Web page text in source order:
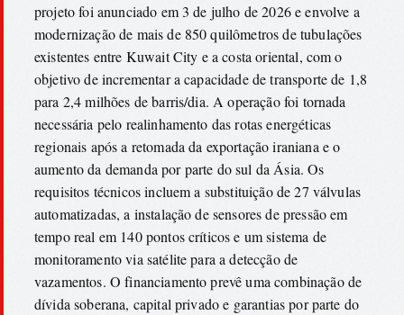
projeto foi anunciado em 3 de julho de 2026 e envolve a
modernização de mais de 850 quilômetros de tubulações
existentes entre Kuwait City e a costa oriental, com o
objetivo de incrementar a capacidade de transporte de 1,8
para 2,4 milhões de barris/dia. A operação foi tornada
necessária pelo realinhamento das rotas energéticas
regionais após a retomada da exportação iraniana e o
aumento da demanda por parte do sul da Ásia. Os
requisitos técnicos incluem a substituição de 27 válvulas
automatizadas, a instalação de sensores de pressão em
tempo real em 140 pontos críticos e um sistema de
monitoramento via satélite para a detecção de
vazamentos. O financiamento prevê uma combinação de
dívida soberana, capital privado e garantias por parte do